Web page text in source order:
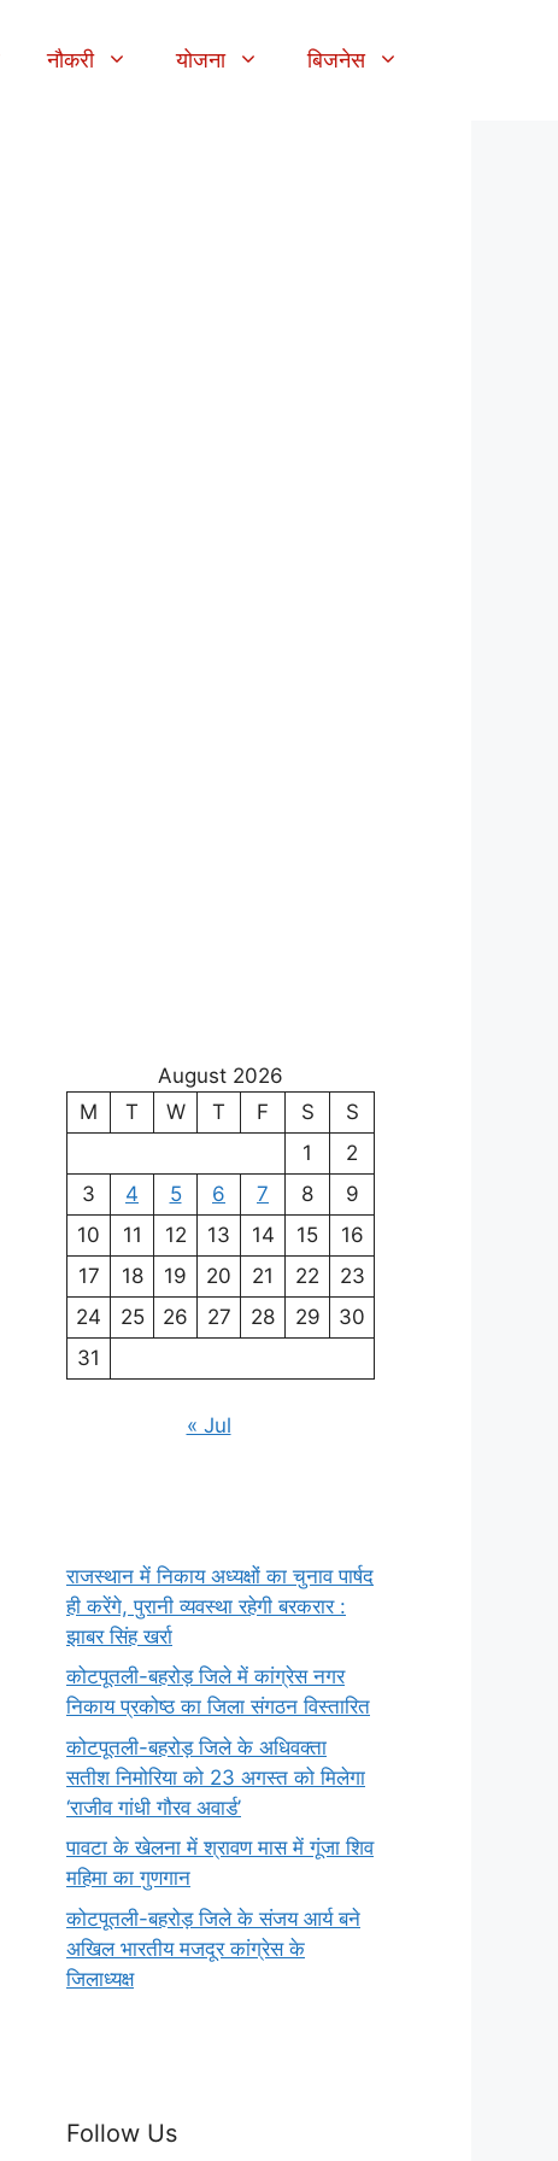
नौकरी योजना बिजनेस
August 2026
M
T W T F S
S
1
2
3
4 5 6 7 8
9
10
11 12 13 14 15
16
17
18 19 20 21 22
23
24
25 26 27 28 29
30
31
« Jul
राजस्थान में निकाय अध्यक्षों का चुनाव पार्षद
ही करेंगे, पुरानी व्यवस्था रहेगी बरकरार :
झाबर सिंह खर्रा
कोटपूतली-बहरोड़ जिले में कांग्रेस नगर
निकाय प्रकोष्ठ का जिला संगठन विस्तारित
कोटपूतली-बहरोड़ जिले के अधिवक्ता
सतीश निमोरिया को 23 अगस्त को मिलेगा
‘राजीव गांधी गौरव अवार्ड’
पावटा के खेलना में श्रावण मास में गूंजा शिव
महिमा का गुणगान
कोटपूतली-बहरोड़ जिले के संजय आर्य बने
अखिल भारतीय मजदूर कांग्रेस के
जिलाध्यक्ष
Follow Us